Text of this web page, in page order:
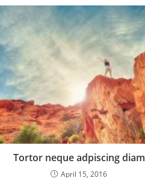
Tortor neque adpiscing diam
April 15, 2016